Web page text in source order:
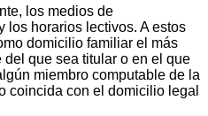
los medios de
los horarios lectivos. A estos
domicilio familiar el más
que sea titular o en el que
miembro computable de la
coincida con el domicilio legal